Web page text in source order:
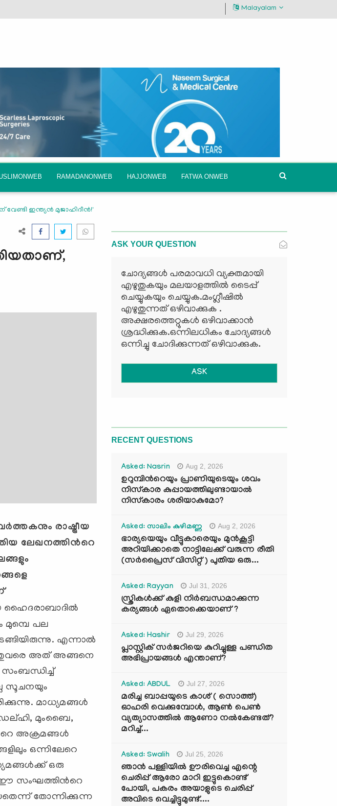
Malayalam
RAMADANONWEB HAJJONWEB FATWA ONWEB
ഇന്ത്യന്‍ മുജാഹിദീന്‍!'
രാഷ്ട്രീയ
ലേഖനത്തിന്‍റെ
ഹൈദരാബാദില്‍
മുമ്പെ പല
എന്നാല്‍
ഇതുവരെ അത് അങ്ങനെ
സൂചനയും
മാധ്യമങ്ങള്‍
ഡല്ഹി, മുംബൈ,
അക്രമങ്ങള്‍
ഒന്നിലേറെ
ഒരു
ഈ സംഘത്തിന്‍റെ
തോന്നിക്കുന്ന
ASK YOUR QUESTION
ചോദ്യങ്ങള്‍ പരമാവധി വ്യക്തമായി
എഴുതുകയും മലയാളത്തില്‍ ടൈപ്പ്
ചെയ്യുകയും ചെയ്യുക.മംഗ്ലീഷില്‍
എഴുതുന്നത് ഒഴിവാക്കുക .
അക്ഷരത്തെറ്റുകള്‍ ഒഴിവാക്കാന്‍
ശ്രദ്ധിക്കുക.ഒന്നിലധികം ചോദ്യങ്ങള്‍
ഒന്നിച്ചു ചോദിക്കുന്നത് ഒഴിവാക്കുക.
ASK
RECENT QUESTIONS
Asked: Nasrin Aug 2, 2026
ഉറുമ്പിന്‍റെയും പ്രാണിയുടെയും ശവം
നിസ്കാര കുപ്പായത്തിലുണ്ടായാൽ
നിസ്കാരം ശരിയാകുമോ?
Asked: സാലിം കുഴിമണ്ണ Aug 2, 2026
ഭാര്യയെയും വീട്ടുകാരെയും മുൻകൂട്ടി
അറിയിക്കാതെ നാട്ടിലേക്ക് വരുന്ന രീതി
(സർപ്രൈസ് വിസിറ്റ് ) പുതിയ ഒരു...
Asked: Rayyan Jul 31, 2026
സ്ത്രികൾക്ക് കുളി നിർബന്ധമാക്കുന്ന
കര്യങ്ങൾ ഏതൊക്കെയാണ് ?
Asked: Hashir Jul 29, 2026
പ്ലാസ്റ്റിക് സർജറിയെ കുറിച്ചുള്ള പണ്ഡിത
അഭിപ്രായങ്ങൾ എന്താണ്?
Asked: ABDUL Jul 27, 2026
മരിച്ച ബാപ്പയുടെ കാശ് ( സൊത്ത്)
ഓഹരി വെക്കുമ്പോൾ, ആണ്‍ പെണ്‍
വ്യത്യാസത്തില്‍ ആണോ നല്‍കേണ്ടത്?
മറിച്ച്...
Asked: Swalih Jul 25, 2026
ഞാൻ പള്ളിയിൽ ഊരിവെച്ച എന്റെ
ചെരിപ്പ് ആരോ മാറി ഇട്ടുകൊണ്ട്
പോയി, പകരം അയാളുടെ ചെരിപ്പ്
അവിടെ വെച്ചിട്ടുമുണ്ട്....